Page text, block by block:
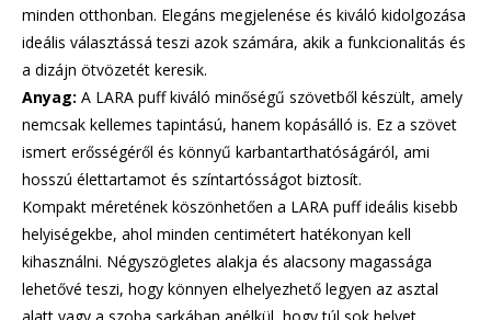
minden otthonban. Elegáns megjelenése és kiváló kidolgozása
ideális választássá teszi azok számára, akik a funkcionalitás és
a dizájn ötvözetét keresik.
Anyag: A LARA puff kiváló minőségű szövetből készült, amely
nemcsak kellemes tapintású, hanem kopásálló is. Ez a szövet
ismert erősségéről és könnyű karbantarthatóságáról, ami
hosszú élettartamot és színtartósságot biztosít.
Kompakt méretének köszönhetően a LARA puff ideális kisebb
helyiségekbe, ahol minden centimétert hatékonyan kell
kihasználni. Négyszögletes alakja és alacsony magassága
lehetővé teszi, hogy könnyen elhelyezhető legyen az asztal